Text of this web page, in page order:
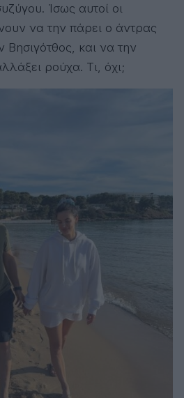
Ίσως αυτοί οι
να την πάρει ο άντρας
και να την
ρούχα. Τι, όχι;